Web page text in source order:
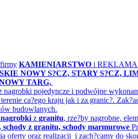
KAMIENIARSTWO i
NOWY S?CZ, STARY S?CZ,
TARG,
nagrobki pojedyncze i podwójne
ca?ego kraju jak i za granic?.
budowlanych.
nagrobki z granitu, rze?by nagrobne,
z granitu, schody marmurowe
oferty oraz realizacji i zach?camy do